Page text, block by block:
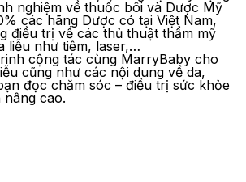
nghiệm về thuốc bôi và Dược Mỹ
các hãng Dược có tại Việt Nam,
điều trị về các thủ thuật thẩm mỹ
liễu như tiêm, laser,…
cộng tác cùng MarryBaby cho
cũng như các nội dung về da,
đọc chăm sóc – điều trị sức khỏe
cao.